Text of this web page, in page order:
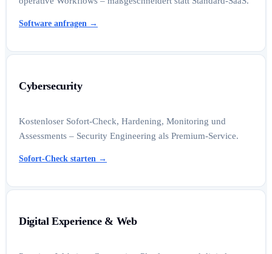
Software anfragen →
Cybersecurity
Kostenloser Sofort-Check, Hardening, Monitoring und
Assessments – Security Engineering als Premium-Service.
Sofort-Check starten →
Digital Experience & Web